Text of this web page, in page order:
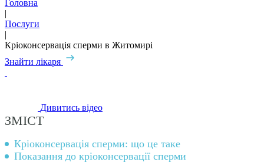
Головна
|
Послуги
|
Кріоконсервація сперми в Житомирі
Знайти лікаря
Дивитись відео
ЗМІСТ
Кріоконсервація сперми: що це таке
Показання до кріоконсервації сперми